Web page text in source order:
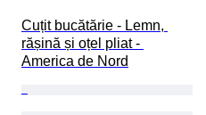
Cuțit bucătărie - Lemn,
rășină și oțel pliat -
America de Nord